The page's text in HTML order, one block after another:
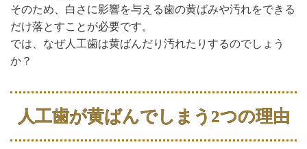
そのため、白さに影響を与える歯の黄ばみや汚れをできる
だけ落とすことが必要です。
では、なぜ人工歯は黄ばんだり汚れたりするのでしょう
か？
人工歯が黄ばんでしまう2つの理由